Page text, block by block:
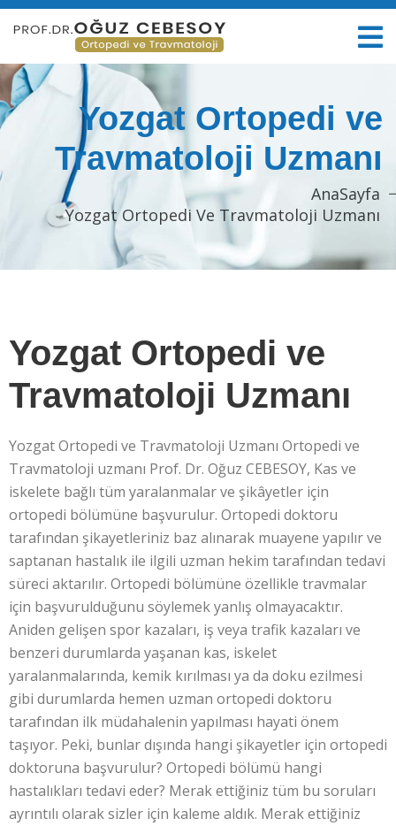
Yozgat Ortopedi ve
Travmatoloji Uzmanı
AnaSayfa
Yozgat Ortopedi Ve Travmatoloji Uzmanı
Yozgat Ortopedi ve
Travmatoloji Uzmanı
Yozgat Ortopedi ve Travmatoloji Uzmanı Ortopedi ve
Travmatoloji uzmanı Prof. Dr. Oğuz CEBESOY, Kas ve
iskelete bağlı tüm yaralanmalar ve şikâyetler için
ortopedi bölümüne başvurulur. Ortopedi doktoru
tarafından şikayetleriniz baz alınarak muayene yapılır ve
saptanan hastalık ile ilgili uzman hekim tarafından tedavi
süreci aktarılır. Ortopedi bölümüne özellikle travmalar
için başvurulduğunu söylemek yanlış olmayacaktır.
Aniden gelişen spor kazaları, iş veya trafik kazaları ve
benzeri durumlarda yaşanan kas, iskelet
yaralanmalarında, kemik kırılması ya da doku ezilmesi
gibi durumlarda hemen uzman ortopedi doktoru
tarafından ilk müdahalenin yapılması hayati önem
taşıyor. Peki, bunlar dışında hangi şikayetler için ortopedi
doktoruna başvurulur? Ortopedi bölümü hangi
hastalıkları tedavi eder? Merak ettiğiniz tüm bu soruları
ayrıntılı olarak sizler için kaleme aldık. Merak ettiğiniz